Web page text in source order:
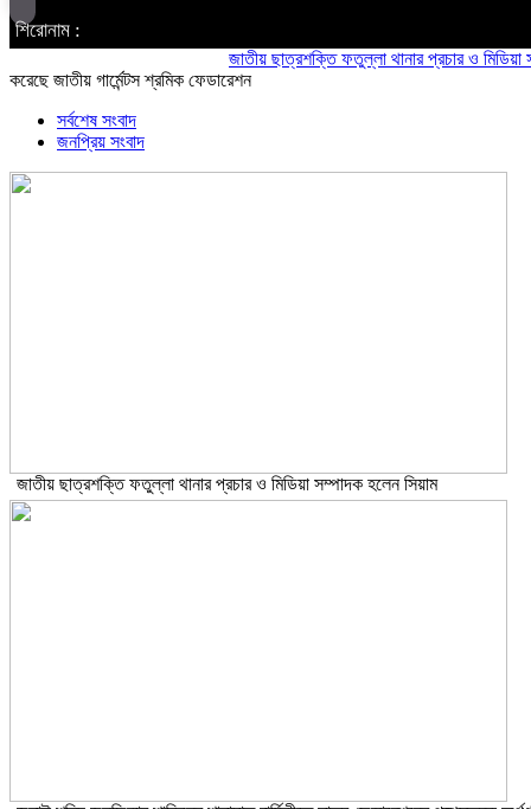
শিরোনাম :
জাতীয় ছাত্রশক্তি ফতুল্লা থানার প্রচার ও মিডিয়া
করেছে জাতীয় গার্মেন্টস শ্রমিক ফেডারেশন
সর্বশেষ সংবাদ
জনপ্রিয় সংবাদ
জাতীয় ছাত্রশক্তি ফতুল্লা থানার প্রচার ও মিডিয়া সম্পাদক হলেন সিয়াম